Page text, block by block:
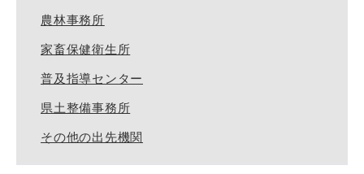
農林事務所
家畜保健衛生所
普及指導センター
県土整備事務所
その他の出先機関